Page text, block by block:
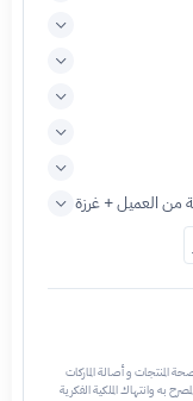
من العميل + غرزة
و أصالة الماركات
به وانتهاك الملكية الفكرية